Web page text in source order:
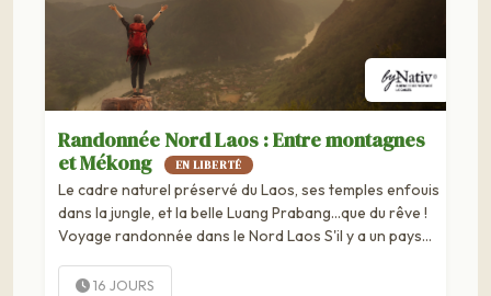
Randonnée Nord Laos : Entre montagnes
et Mékong
EN LIBERTÉ
Le cadre naturel préservé du Laos, ses temples enfouis
dans la jungle, et la belle Luang Prabang...que du rêve !
Voyage randonnée dans le Nord Laos S'il y a un pays
Laos ! Son cadre naturel préservé, ses...
16 JOURS